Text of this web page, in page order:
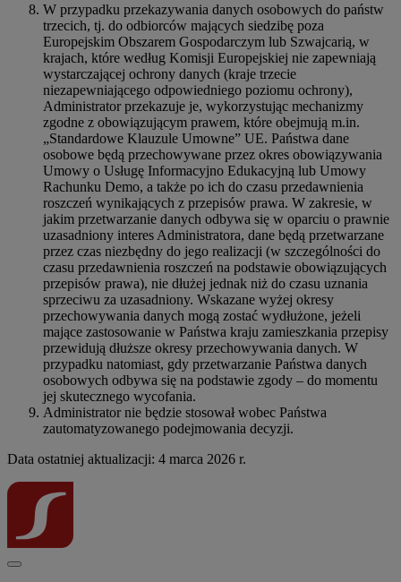
W przypadku przekazywania danych osobowych do państw
trzecich, tj. do odbiorców mających siedzibę poza
Europejskim Obszarem Gospodarczym lub Szwajcarią, w
krajach, które według Komisji Europejskiej nie zapewniają
wystarczającej ochrony danych (kraje trzecie
niezapewniającego odpowiedniego poziomu ochrony),
Administrator przekazuje je, wykorzystując mechanizmy
zgodne z obowiązującym prawem, które obejmują m.in.
„Standardowe Klauzule Umowne” UE. Państwa dane
osobowe będą przechowywane przez okres obowiązywania
Umowy o Usługę Informacyjno Edukacyjną lub Umowy
Rachunku Demo, a także po ich do czasu przedawnienia
roszczeń wynikających z przepisów prawa. W zakresie, w
jakim przetwarzanie danych odbywa się w oparciu o prawnie
uzasadniony interes Administratora, dane będą przetwarzane
przez czas niezbędny do jego realizacji (w szczególności do
czasu przedawnienia roszczeń na podstawie obowiązujących
przepisów prawa), nie dłużej jednak niż do czasu uznania
sprzeciwu za uzasadniony. Wskazane wyżej okresy
przechowywania danych mogą zostać wydłużone, jeżeli
mające zastosowanie w Państwa kraju zamieszkania przepisy
przewidują dłuższe okresy przechowywania danych. W
przypadku natomiast, gdy przetwarzanie Państwa danych
osobowych odbywa się na podstawie zgody – do momentu
jej skutecznego wycofania.
Administrator nie będzie stosował wobec Państwa
zautomatyzowanego podejmowania decyzji.
Data ostatniej aktualizacji: 4 marca 2026 r.